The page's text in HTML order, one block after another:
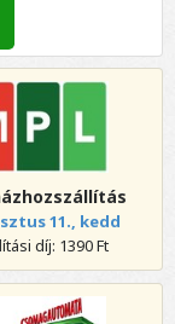
11., kedd
díj: 1390 Ft